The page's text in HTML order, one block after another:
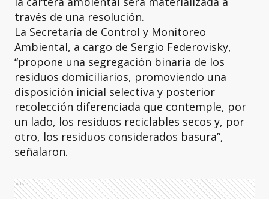
través de una resolución.
La Secretaría de Control y Monitoreo
Ambiental, a cargo de Sergio Federovisky,
“propone una segregación binaria de los
residuos domiciliarios, promoviendo una
disposición inicial selectiva y posterior
recolección diferenciada que contemple, por
un lado, los residuos reciclables secos y, por
otro, los residuos considerados basura”,
señalaron.
Ads